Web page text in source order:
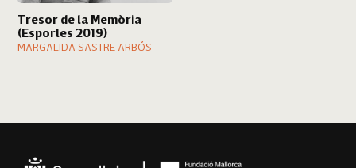
Tresor de la Memòria
(Esporles 2019)
MARGALIDA SASTRE ARBÓS